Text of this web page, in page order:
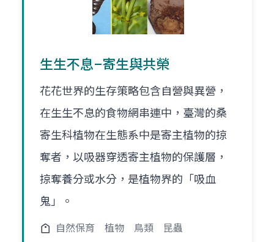
生生不息–寄生與共榮
花花世界的生存策略包含自營與異營，
在生生不息的食物網串連中，臺灣的桑
寄生科植物在生態系中是寄主植物的掠
奪者，以吸器穿透寄主植物的保護層，
掠奪養分或水分，是植物界的「吸血
鬼」。
自然保育 植物 鳥類 昆蟲